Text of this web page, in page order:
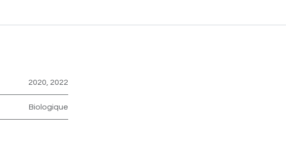
2020, 2022
Biologique